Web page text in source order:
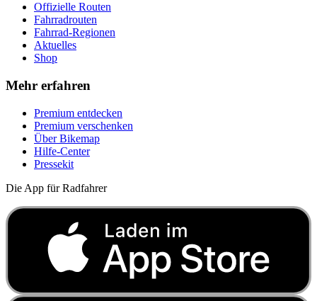
Offizielle Routen
Fahrradrouten
Fahrrad-Regionen
Aktuelles
Shop
Mehr erfahren
Premium entdecken
Premium verschenken
Über Bikemap
Hilfe-Center
Pressekit
Die App für Radfahrer